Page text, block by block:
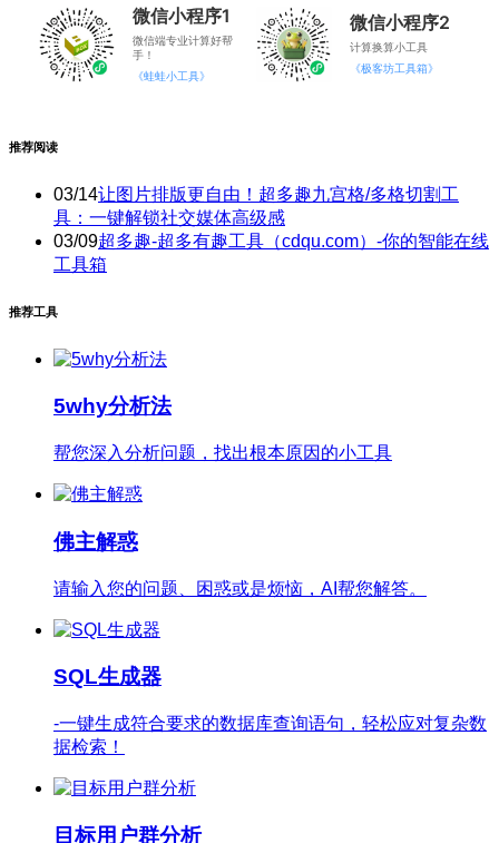
微信小程序1
微信端专业计算好帮
手！
《蛙蛙小工具》
微信小程序2
计算换算小工具
《极客坊工具箱》
推荐阅读
03/14让图片排版更自由！超多趣九宫格/多格切割工
具：一键解锁社交媒体高级感
03/09超多趣-超多有趣工具（cdqu.com）-你的智能在线
工具箱
推荐工具
5why分析法
帮您深入分析问题，找出根本原因的小工具
佛主解惑
请输入您的问题、困惑或是烦恼，AI帮您解答。
SQL生成器
-一键生成符合要求的数据库查询语句，轻松应对复杂数
据检索！
目标用户群分析